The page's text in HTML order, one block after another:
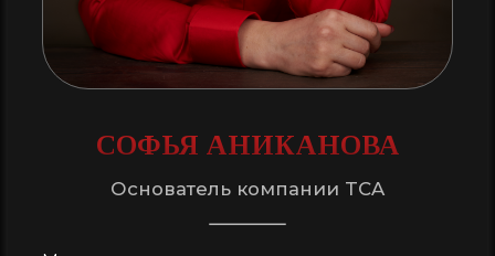
Я даю согласие на обработку моих персональных
данных в соответствии с
Политикой
конфиденциальности и Согласиемна обработку
персональных данных
ОТПРАВИТЬ